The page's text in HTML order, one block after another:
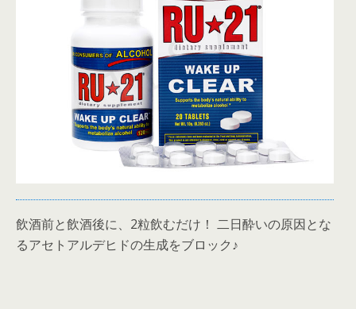
飲酒前と飲酒後に、2粒飲むだけ！ 二日酔いの原因とな
るアセトアルデヒドの生成をブロック♪